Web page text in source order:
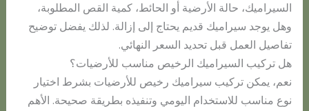
السيراميك، حالة الأرضية أو الحائط، كمية القص المطلوبة،
وهل يوجد سيراميك قديم يحتاج إلى إزالة. لذلك يفضل توضيح
تفاصيل العمل قبل تحديد السعر النهائي.
هل تركيب السيراميك الرخيص مناسب للأرضيات؟
نعم، يمكن تركيب سيراميك رخيص للأرضيات بشرط اختيار
نوع مناسب للاستخدام اليومي وتنفيذه بطريقة صحيحة. الأهم